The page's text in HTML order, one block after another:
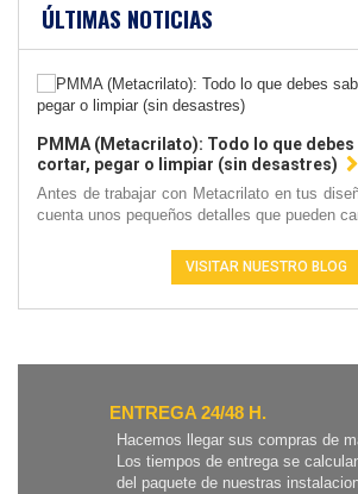
ÚLTIMAS NOTICIAS
PMMA (Metacrilato): Todo lo que
cortar, pegar o limpiar (sin desastres)
Antes de trabajar con Metacrilato en tus
cuenta unos pequeños detalles que pueden
VISITAR NUESTRO BLOG
ENTREGA 24/48 H.
Hacemos llegar sus compras de
Los tiempos de entrega se
del paquete de nuestras